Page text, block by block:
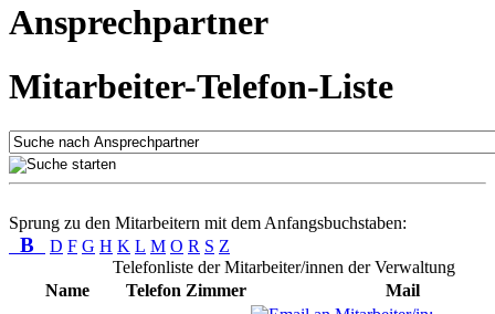
Ansprechpartner
Mitarbeiter-Telefon-Liste
Sprung zu den Mitarbeitern mit dem Anfangsbuchstaben:
B D F G H K L M O R S Z
Telefonliste der Mitarbeiter/innen der Verwaltung
Name
Telefon Zimmer
Mail